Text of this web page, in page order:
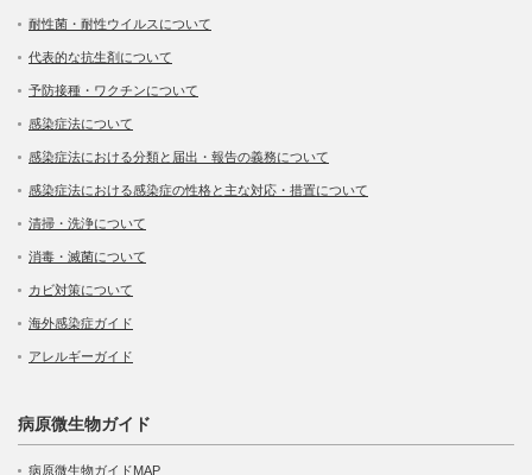
耐性菌・耐性ウイルスについて
代表的な抗生剤について
予防接種・ワクチンについて
感染症法について
感染症法における分類と届出・報告の義務について
感染症法における感染症の性格と主な対応・措置について
清掃・洗浄について
消毒・滅菌について
カビ対策について
海外感染症ガイド
アレルギーガイド
病原微生物ガイド
病原微生物ガイドMAP